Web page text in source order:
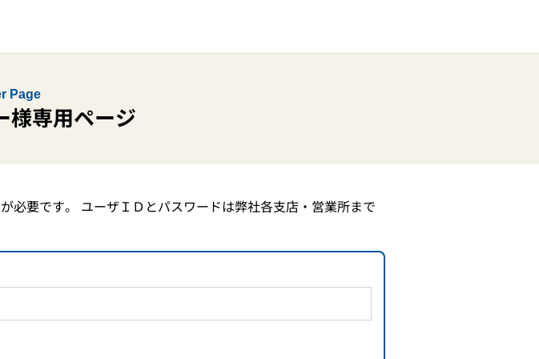
Page
様専用ページ
必要です。 ユーザＩＤとパスワードは弊社各支店・営業所まで